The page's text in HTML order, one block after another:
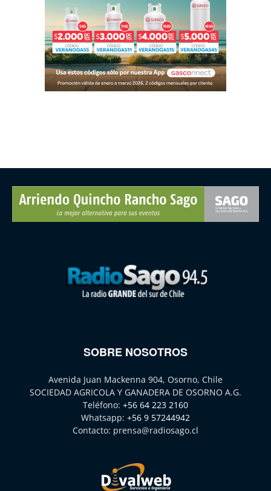
SOBRE NOSOTROS
Avenida Juan Mackenna 904, Osorno, Chile
SOCIEDAD AGRICOLA Y GANADERA DE OSORNO A.G.
Teléfono: +56 64 223 2160
Whatsapp: +56 9 57244942
Contacto: prensa@radiosago.cl